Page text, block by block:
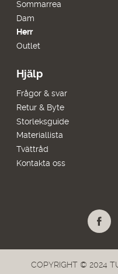
Sommarrea
Dam
Herr
Outlet
Hjälp
Frågor & svar
Retur & Byte
Storleksguide
Materiallista
Tvättråd
Kontakta oss
COPYRIGHT © 2024